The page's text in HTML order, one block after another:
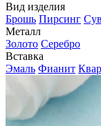
Вид изделия
Брошь Пирсинг
Металл
Золото Серебро
Вставка
Эмаль Фианит